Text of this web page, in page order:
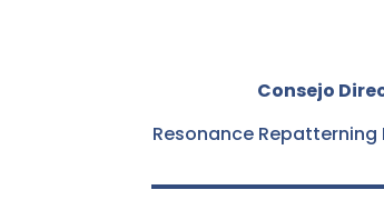
Consejo
Resonance